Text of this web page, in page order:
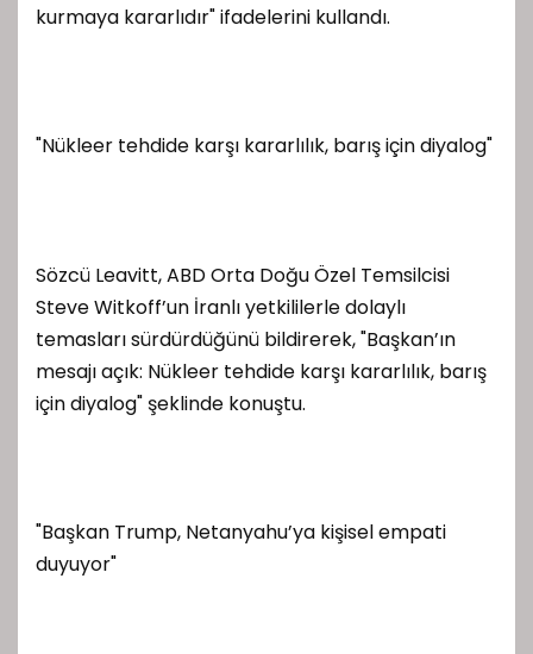
kurmaya kararlıdır" ifadelerini kullandı.
"Nükleer tehdide karşı kararlılık, barış için diyalog"
Sözcü Leavitt, ABD Orta Doğu Özel Temsilcisi
Steve Witkoff’un İranlı yetkililerle dolaylı
temasları sürdürdüğünü bildirerek, "Başkan’ın
mesajı açık: Nükleer tehdide karşı kararlılık, barış
için diyalog" şeklinde konuştu.
"Başkan Trump, Netanyahu’ya kişisel empati
duyuyor"